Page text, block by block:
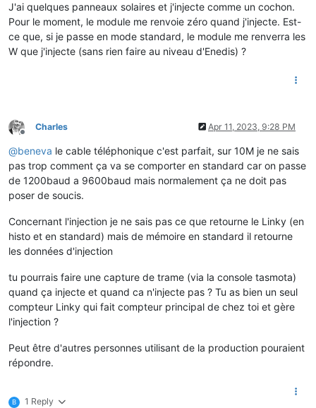
J'ai quelques panneaux solaires et j'injecte comme un cochon.
Pour le moment, le module me renvoie zéro quand j'injecte. Est-
ce que, si je passe en mode standard, le module me renverra les
W que j'injecte (sans rien faire au niveau d'Enedis) ?
Offline
Charles Apr 11, 2023, 9:28 PM
@beneva le cable téléphonique c'est parfait, sur 10M je ne sais
pas trop comment ça va se comporter en standard car on passe
de 1200baud a 9600baud mais normalement ça ne doit pas
poser de soucis.
Concernant l'injection je ne sais pas ce que retourne le Linky (en
histo et en standard) mais de mémoire en standard il retourne
les données d'injection
tu pourrais faire une capture de trame (via la console tasmota)
quand ça injecte et quand ca n'injecte pas ? Tu as bien un seul
compteur Linky qui fait compteur principal de chez toi et gère
l'injection ?
Peut être d'autres personnes utilisant de la production pouraient
répondre.
B 1 Reply